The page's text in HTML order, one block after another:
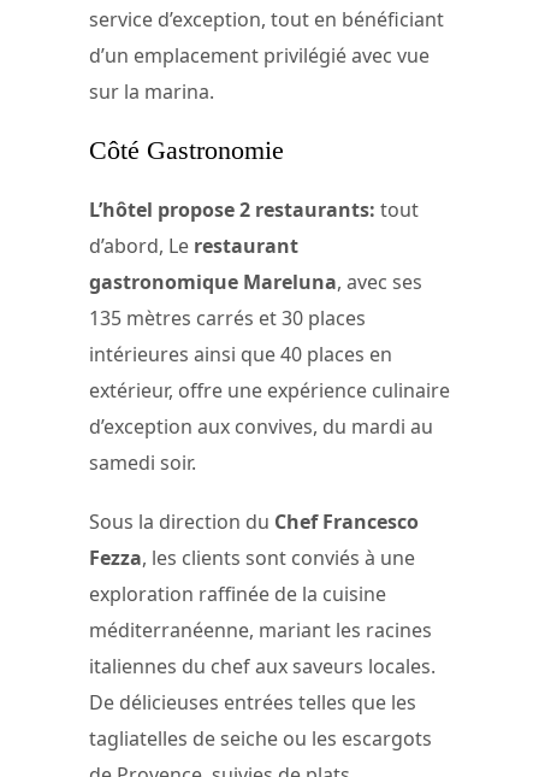
service d’exception, tout en bénéficiant
d’un emplacement privilégié avec vue
sur la marina.
Côté Gastronomie
L’hôtel propose 2 restaurants: tout
d’abord, Le restaurant
gastronomique Mareluna, avec ses
135 mètres carrés et 30 places
intérieures ainsi que 40 places en
extérieur, offre une expérience culinaire
d’exception aux convives, du mardi au
samedi soir.
Sous la direction du Chef Francesco
Fezza, les clients sont conviés à une
exploration raffinée de la cuisine
méditerranéenne, mariant les racines
italiennes du chef aux saveurs locales.
De délicieuses entrées telles que les
tagliatelles de seiche ou les escargots